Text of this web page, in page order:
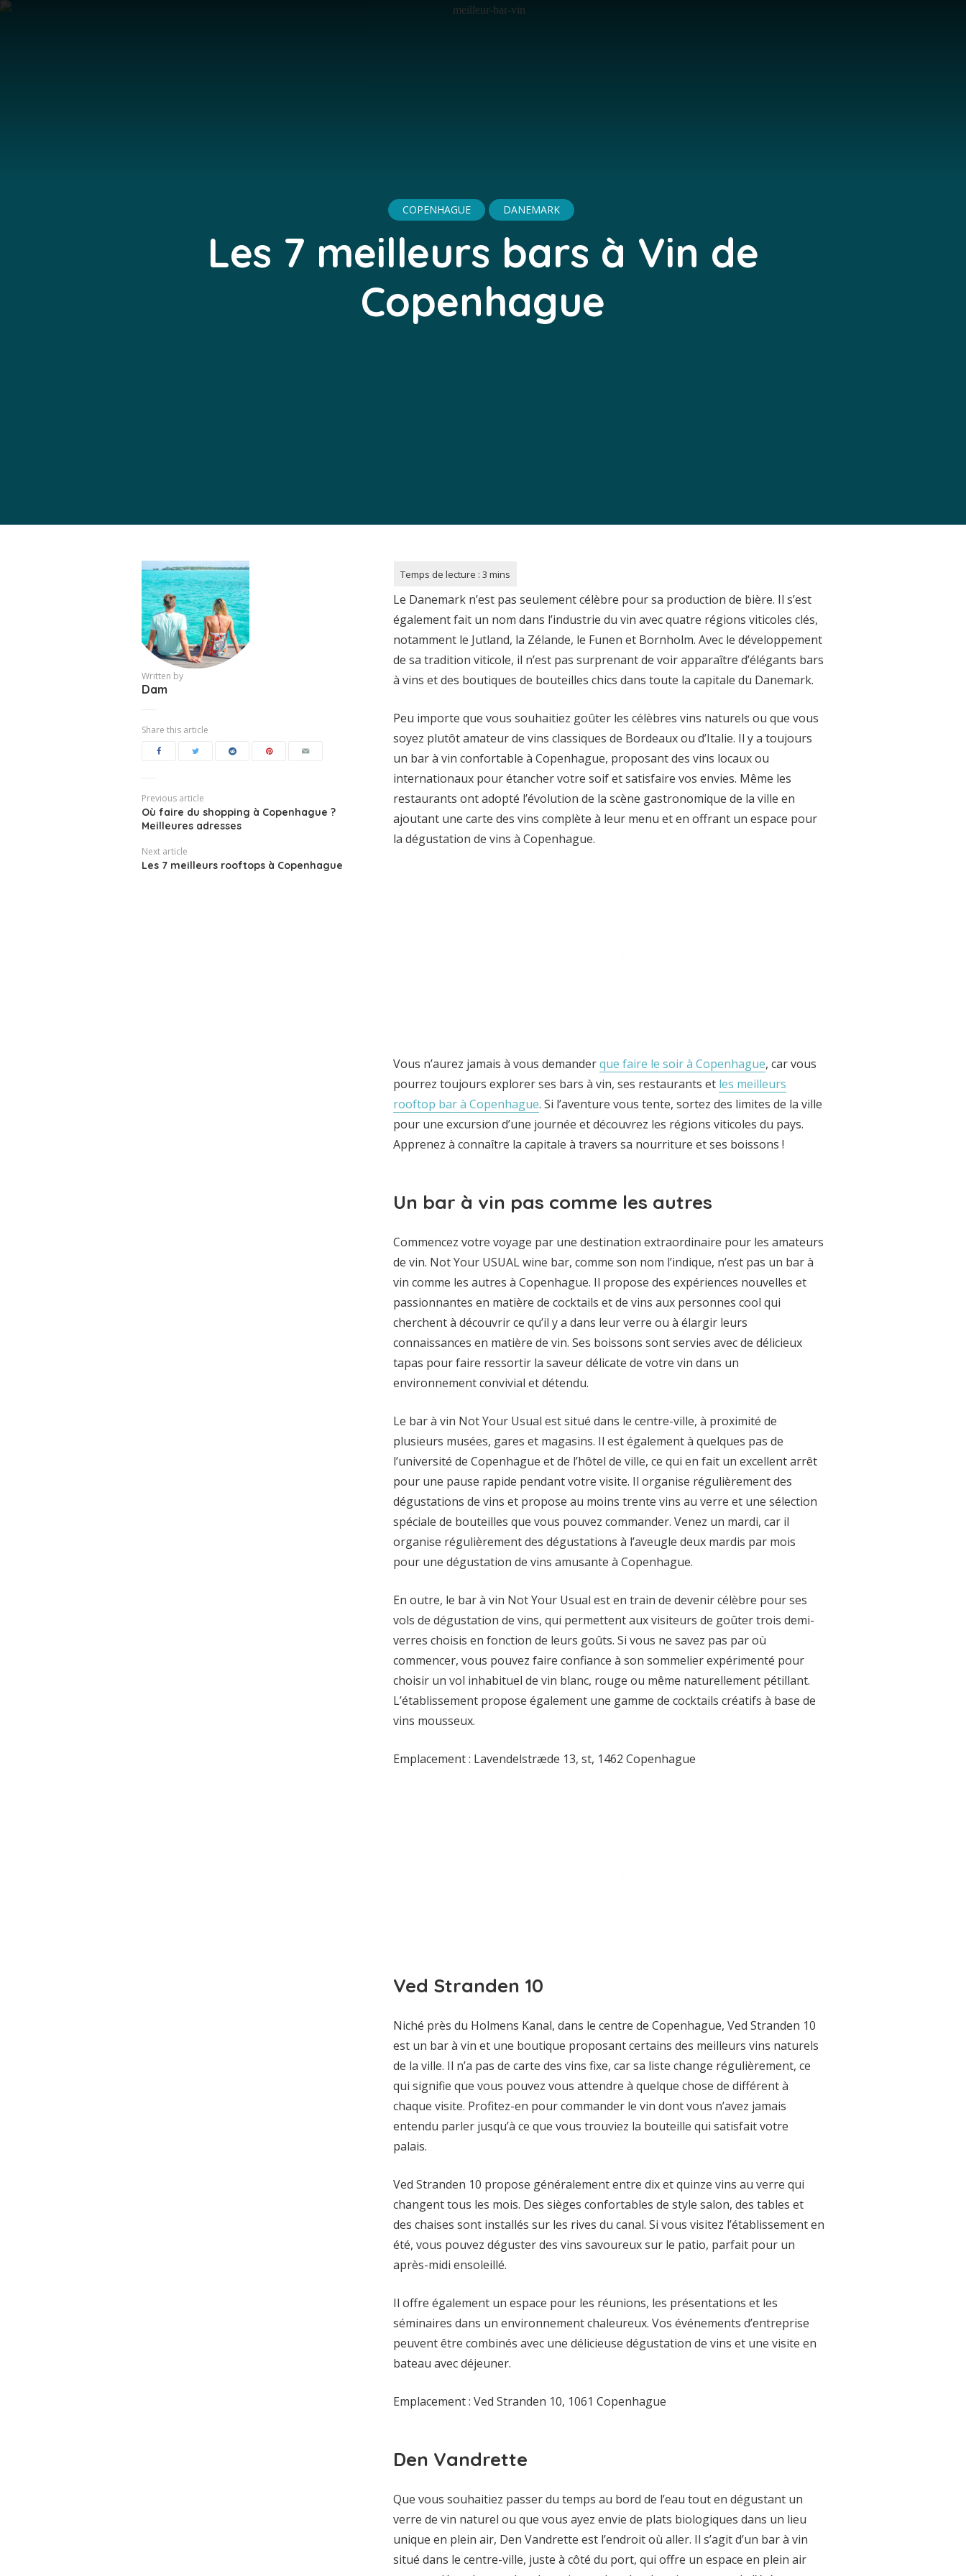
COPENHAGUE DANEMARK
Les 7 meilleurs bars à Vin de
Copenhague
Written by
Dam
Share this article
Previous article
Où faire du shopping à Copenhague ?
Meilleures adresses
Next article
Les 7 meilleurs rooftops à Copenhague
Le Danemark n’est pas seulement célèbre pour sa production de bière. Il s’est
également fait un nom dans l’industrie du vin avec quatre régions viticoles clés,
notamment le Jutland, la Zélande, le Funen et Bornholm. Avec le développement
de sa tradition viticole, il n’est pas surprenant de voir apparaître d’élégants bars
à vins et des boutiques de bouteilles chics dans toute la capitale du Danemark.
Peu importe que vous souhaitiez goûter les célèbres vins naturels ou que vous
soyez plutôt amateur de vins classiques de Bordeaux ou d’Italie. Il y a toujours
un bar à vin confortable à Copenhague, proposant des vins locaux ou
internationaux pour étancher votre soif et satisfaire vos envies. Même les
restaurants ont adopté l’évolution de la scène gastronomique de la ville en
ajoutant une carte des vins complète à leur menu et en offrant un espace pour
la dégustation de vins à Copenhague.
Vous n’aurez jamais à vous demanderque faire le soir à Copenhague, car vous
pourrez toujours explorer ses bars à vin, ses restaurants et les meilleurs
rooftop bar à Copenhague. Si l’aventure vous tente, sortez des limites de la ville
pour une excursion d’une journée et découvrez les régions viticoles du pays.
Apprenez à connaître la capitale à travers sa nourriture et ses boissons !
Un bar à vin pas comme les autres
Commencez votre voyage par une destination extraordinaire pour les amateurs
de vin. Not Your USUAL wine bar, comme son nom l’indique, n’est pas un bar à
vin comme les autres à Copenhague. Il propose des expériences nouvelles et
passionnantes en matière de cocktails et de vins aux personnes cool qui
cherchent à découvrir ce qu’il y a dans leur verre ou à élargir leurs
connaissances en matière de vin. Ses boissons sont servies avec de délicieux
tapas pour faire ressortir la saveur délicate de votre vin dans un
environnement convivial et détendu.
Le bar à vin Not Your Usual est situé dans le centre-ville, à proximité de
plusieurs musées, gares et magasins. Il est également à quelques pas de
l’université de Copenhague et de l’hôtel de ville, ce qui en fait un excellent arrêt
pour une pause rapide pendant votre visite. Il organise régulièrement des
dégustations de vins et propose au moins trente vins au verre et une sélection
spéciale de bouteilles que vous pouvez commander. Venez un mardi, car il
organise régulièrement des dégustations à l’aveugle deux mardis par mois
pour une dégustation de vins amusante à Copenhague.
En outre, le bar à vin Not Your Usual est en train de devenir célèbre pour ses
vols de dégustation de vins, qui permettent aux visiteurs de goûter trois demi-
verres choisis en fonction de leurs goûts. Si vous ne savez pas par où
commencer, vous pouvez faire confiance à son sommelier expérimenté pour
choisir un vol inhabituel de vin blanc, rouge ou même naturellement pétillant.
L’établissement propose également une gamme de cocktails créatifs à base de
vins mousseux.
Emplacement : Lavendelstræde 13, st, 1462 Copenhague
Ved Stranden 10
Niché près du Holmens Kanal, dans le centre de Copenhague, Ved Stranden 10
est un bar à vin et une boutique proposant certains des meilleurs vins naturels
de la ville. Il n’a pas de carte des vins fixe, car sa liste change régulièrement, ce
qui signifie que vous pouvez vous attendre à quelque chose de différent à
chaque visite. Profitez-en pour commander le vin dont vous n’avez jamais
entendu parler jusqu’à ce que vous trouviez la bouteille qui satisfait votre
palais.
Ved Stranden 10 propose généralement entre dix et quinze vins au verre qui
changent tous les mois. Des sièges confortables de style salon, des tables et
des chaises sont installés sur les rives du canal. Si vous visitez l’établissement en
été, vous pouvez déguster des vins savoureux sur le patio, parfait pour un
après-midi ensoleillé.
Il offre également un espace pour les réunions, les présentations et les
séminaires dans un environnement chaleureux. Vos événements d’entreprise
peuvent être combinés avec une délicieuse dégustation de vins et une visite en
bateau avec déjeuner.
Emplacement : Ved Stranden 10, 1061 Copenhague
Den Vandrette
Que vous souhaitiez passer du temps au bord de l’eau tout en dégustant un
verre de vin naturel ou que vous ayez envie de plats biologiques dans un lieu
unique en plein air, Den Vandrette est l’endroit où aller. Il s’agit d’un bar à vin
situé dans le centre-ville, juste à côté du port, qui offre un espace en plein air